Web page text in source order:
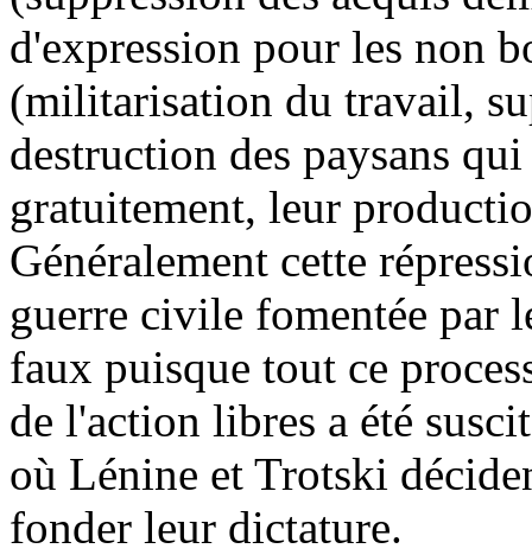
d'expression pour les non
(militarisation du travail,
destruction des paysans
gratuitement, leur
Généralement cette
guerre civile fomentée par
faux puisque tout ce
de l'action libres a été
où Lénine et Trotski
fonder leur dictature.